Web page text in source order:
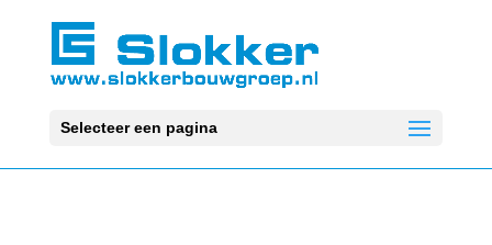
Selecteer een pagina